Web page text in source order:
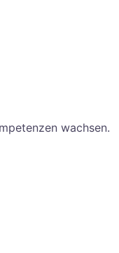
wachsen.